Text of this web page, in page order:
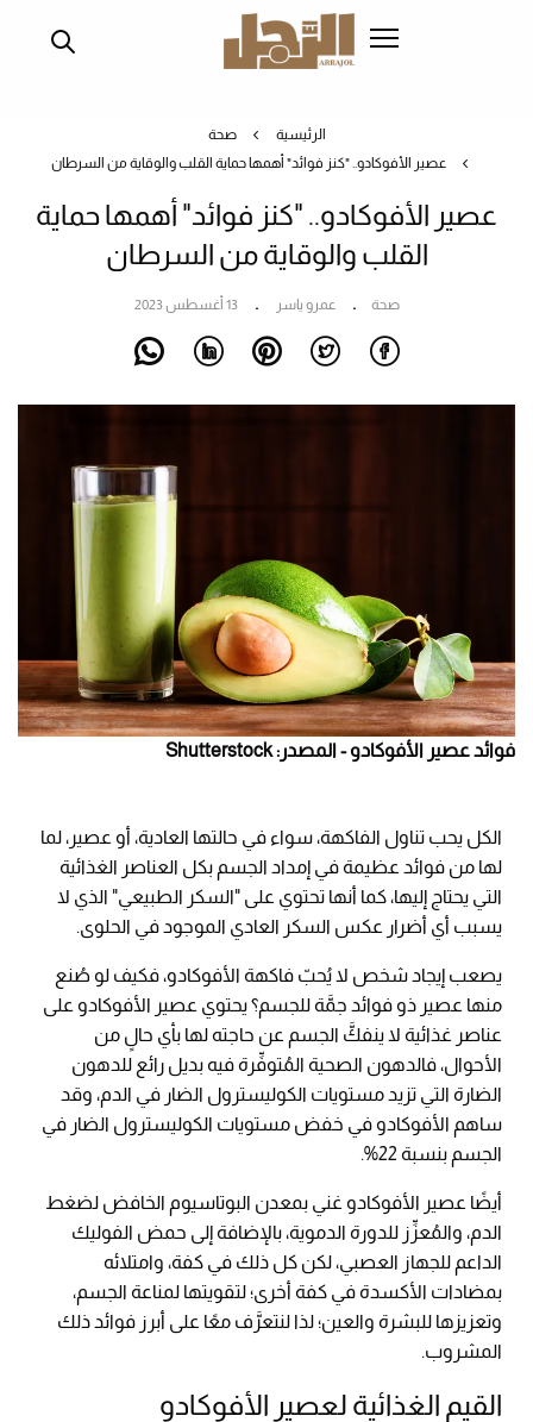
الرئيسية
صحة
عصير الأفوكادو.. "كنز فوائد" أهمها حماية القلب والوقاية من السرطان
عصير الأفوكادو.. "كنز فوائد" أهمها حماية
القلب والوقاية من السرطان
صحة عمرو ياسر 13 أغسطس 2023
فوائد عصير الأفوكادو - المصدر: Shutterstock
الكل يحب تناول الفاكهة، سواء في حالتها العادية، أو عصير، لما
لها من فوائد عظيمة في إمداد الجسم بكل العناصر الغذائية
التي يحتاج إليها، كما أنها تحتوي على "السكر الطبيعي" الذي لا
يسبب أي أضرار عكس السكر العادي الموجود في الحلوى.
يصعب إيجاد شخص لا يُحبّ فاكهة الأفوكادو، فكيف لو صُنع
منها عصير ذو فوائد جمَّة للجسم؟ يحتوي عصير الأفوكادو على
عناصر غذائية لا ينفكَّ الجسم عن حاجته لها بأي حالٍ من
الأحوال، فالدهون الصحية المُتوفِّرة فيه بديل رائع للدهون
الضارة التي تزيد مستويات الكوليسترول الضار في الدم، وقد
ساهم الأفوكادو في خفض مستويات الكوليسترول الضار في
الجسم بنسبة 22%.
أيضًا عصير الأفوكادو غني بمعدن البوتاسيوم الخافض لضغط
الدم، والمُعزِّز للدورة الدموية، بالإضافة إلى حمض الفوليك
الداعم للجهاز العصبي، لكن كل ذلك في كفة، وامتلائه
بمضادات الأكسدة في كفة أخرى؛ لتقويتها لمناعة الجسم،
وتعزيزها للبشرة والعين؛ لذا لنتعرَّف معًا على أبرز فوائد ذلك
المشروب.
القيم الغذائية لعصير الأفوكادو